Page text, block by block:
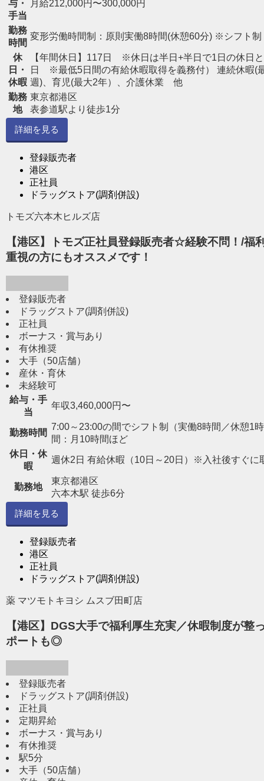
与・
手当
月給212,000円〜300,000円
勤務
時間
変形労働時間制：原則実働8時間(休憩60分) ※シフト制
休
日・
休暇
【年間休日】117日 ※休日は半日+半日で1日の休日
日 ※最低5日間の有給休暇取得を義務付） 連続休暇(
週)、育児(最大2年）、介護休業 他
勤務
地
東京都港区
表参道駅より徒歩1分
詳細を見る
登録販売者
港区
正社員
ドラッグストア(調剤併設)
トモズ六本木ヒルズ店
【港区】トモズ正社員登録販売者☆経験不問！/
重視の方にもオススメです！
登録販売者
ドラッグストア(調剤併設)
正社員
ボーナス・賞与あり
有休推奨
大手（50店舗）
産休・育休
未経験可
給与・手
当
年収3,460,000円〜
勤務時間
7:00～23:00の間でシフト制（実働8時間／休憩
間：月10時間ほど
休日・休
暇
週休2日 有給休暇（10日～20日）※入社後すぐに
勤務地
東京都港区
六本木駅 徒歩6分
詳細を見る
登録販売者
港区
正社員
ドラッグストア(調剤併設)
薬 マツモトキヨシ ムスブ田町店
【港区】DGS大手で福利厚生充実／休暇制度が
ポートも◎
登録販売者
ドラッグストア(調剤併設)
正社員
定期昇給
ボーナス・賞与あり
有休推奨
駅5分
大手（50店舗）